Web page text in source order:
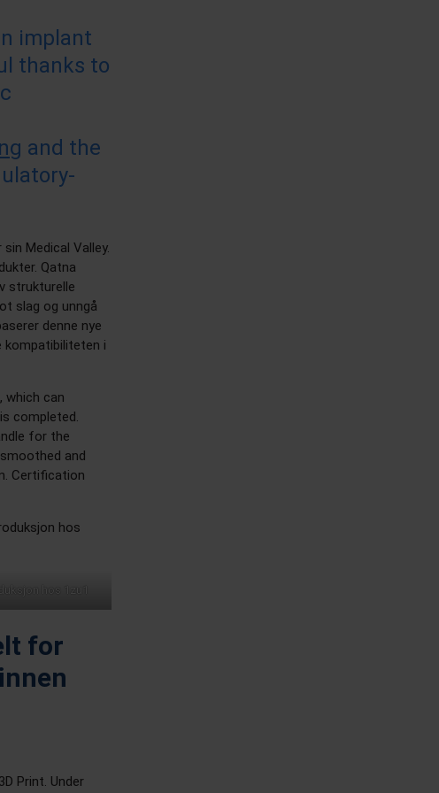
implant
thanks to
and the
Medical Valley.
Qatna
strukturelle
slag og unngå
denne nye
kompatibiliteten i
which can
completed.
for the
and
Certification
hos
hos 1zu1
for
Print. Under